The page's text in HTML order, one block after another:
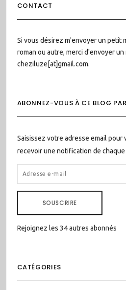
CONTACT
Si vous désirez m'envoyer un petit
roman ou autre, merci d'envoyer un
cheziluze[at]gmail.com.
ABONNEZ-VOUS À CE BLOG
Saisissez votre adresse email pour
recevoir une notification de
ADRESSE
E-
SOUSCRIRE
Rejoignez les 34 autres abonnés
CATÉGORIES